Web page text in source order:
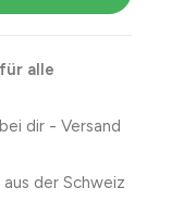
alle
dir - Versand
der Schweiz